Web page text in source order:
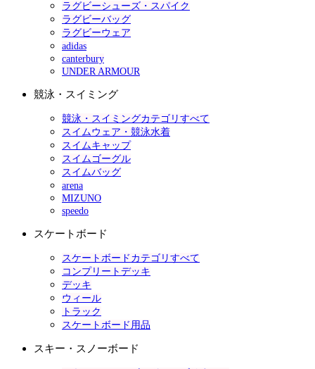
ラグビーシューズ・スパイク
ラグビーバッグ
ラグビーウェア
adidas
canterbury
UNDER ARMOUR
競泳・スイミング
競泳・スイミングカテゴリすべて
スイムウェア・競泳水着
スイムキャップ
スイムゴーグル
スイムバッグ
arena
MIZUNO
speedo
スケートボード
スケートボードカテゴリすべて
コンプリートデッキ
デッキ
ウィール
トラック
スケートボード用品
スキー・スノーボード